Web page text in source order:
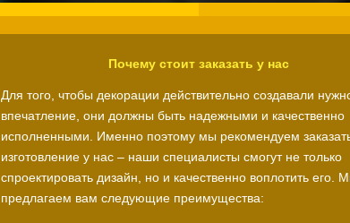
Почему стоит заказать у нас
Для того, чтобы декорации действительно создавали
впечатление, они должны быть надежными и качественно
исполненными. Именно поэтому мы рекомендуем
изготовление у нас – наши специалисты смогут не только
спроектировать дизайн, но и качественно воплотить его.
предлагаем вам следующие преимущества: